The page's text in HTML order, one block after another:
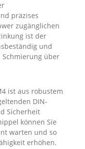
präzises
zugänglichen
ist der
und
Schmierung über
ist aus robustem
DIN-
Sicherheit
können Sie
warten und so
erhöhen.